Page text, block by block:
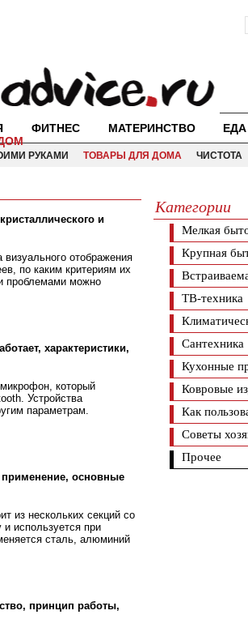
ФИТНЕС МАТЕРИНСТВО ЕДА
РУКАМИ ТОВАРЫ ДЛЯ ДОМА ЧИСТОТА
и
отображения
по каким критериям их
проблемами можно
характеристики,
который
Устройства
параметрам.
применение, основные
из нескольких секций со
используется при
сталь, алюминий
принцип работы,
Категории
Мелкая
Крупная
ТВ-техника
Сантехника
Кухонные
Ковровые
Как
Советы
Прочее